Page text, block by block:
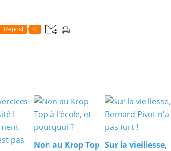
Repost 0
Non au Krop Top Sur la vieillesse,